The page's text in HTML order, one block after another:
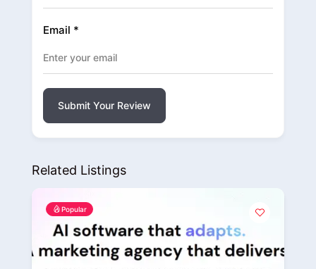
Email *
Submit Your Review
Related Listings
Popular